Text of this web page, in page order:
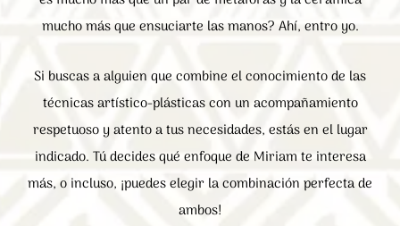
mucho más que ensuciarte las manos? Ahí, entro yo.
Si buscas a alguien que combine el conocimiento de las
técnicas artístico-plásticas con un acompañamiento
respetuoso y atento a tus necesidades, estás en el lugar
indicado. Tú decides qué enfoque de Miriam te interesa
más, o incluso, ¡puedes elegir la combinación perfecta de
ambos!